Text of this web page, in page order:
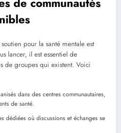
pour la santé mentale est
lancer, il est essentiel de
de groupes qui existent. Voici
dans des centres communautaires,
de santé.
dédiées où discussions et échanges se